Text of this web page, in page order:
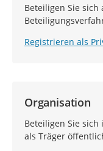
Beteiligen Sie
Registrieren als
Organisation
Beteiligen Sie
als Träger